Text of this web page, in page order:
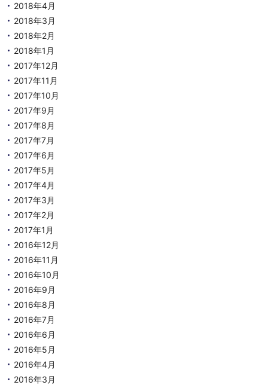
2018年4月
2018年3月
2018年2月
2018年1月
2017年12月
2017年11月
2017年10月
2017年9月
2017年8月
2017年7月
2017年6月
2017年5月
2017年4月
2017年3月
2017年2月
2017年1月
2016年12月
2016年11月
2016年10月
2016年9月
2016年8月
2016年7月
2016年6月
2016年5月
2016年4月
2016年3月